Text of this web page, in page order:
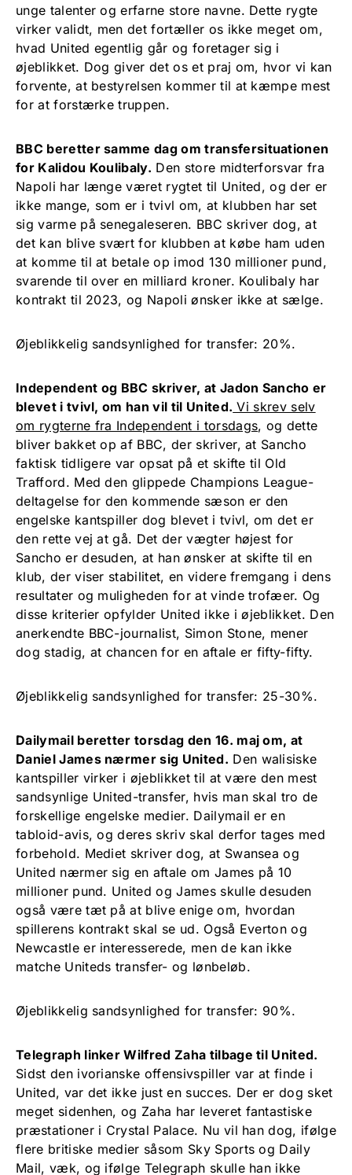
unge talenter og erfarne store navne. Dette rygte
virker validt, men det fortæller os ikke meget om,
hvad United egentlig går og foretager sig i
øjeblikket. Dog giver det os et praj om, hvor vi kan
forvente, at bestyrelsen kommer til at kæmpe mest
for at forstærke truppen.
BBC beretter samme dag om transfersituationen
for Kalidou Koulibaly. Den store midterforsvar fra
Napoli har længe været rygtet til United, og der er
ikke mange, som er i tvivl om, at klubben har set
sig varme på senegaleseren. BBC skriver dog, at
det kan blive svært for klubben at købe ham uden
at komme til at betale op imod 130 millioner pund,
svarende til over en milliard kroner. Koulibaly har
kontrakt til 2023, og Napoli ønsker ikke at sælge.
Øjeblikkelig sandsynlighed for transfer: 20%.
Independent og BBC skriver, at Jadon Sancho er
blevet i tvivl, om han vil til United. Vi skrev selv
om rygterne fra Independent i torsdags, og dette
bliver bakket op af BBC, der skriver, at Sancho
faktisk tidligere var opsat på et skifte til Old
Trafford. Med den glippede Champions League-
deltagelse for den kommende sæson er den
engelske kantspiller dog blevet i tvivl, om det er
den rette vej at gå. Det der vægter højest for
Sancho er desuden, at han ønsker at skifte til en
klub, der viser stabilitet, en videre fremgang i dens
resultater og muligheden for at vinde trofæer. Og
disse kriterier opfylder United ikke i øjeblikket. Den
anerkendte BBC-journalist, Simon Stone, mener
dog stadig, at chancen for en aftale er fifty-fifty.
Øjeblikkelig sandsynlighed for transfer: 25-30%.
Dailymail beretter torsdag den 16. maj om, at
Daniel James nærmer sig United. Den walisiske
kantspiller virker i øjeblikket til at være den mest
sandsynlige United-transfer, hvis man skal tro de
forskellige engelske medier. Dailymail er en
tabloid-avis, og deres skriv skal derfor tages med
forbehold. Mediet skriver dog, at Swansea og
United nærmer sig en aftale om James på 10
millioner pund. United og James skulle desuden
også være tæt på at blive enige om, hvordan
spillerens kontrakt skal se ud. Også Everton og
Newcastle er interesserede, men de kan ikke
matche Uniteds transfer- og lønbeløb.
Øjeblikkelig sandsynlighed for transfer: 90%.
Telegraph linker Wilfred Zaha tilbage til United.
Sidst den ivorianske offensivspiller var at finde i
United, var det ikke just en succes. Der er dog sket
meget sidenhen, og Zaha har leveret fantastiske
præstationer i Crystal Palace. Nu vil han dog, ifølge
flere britiske medier såsom Sky Sports og Daily
Mail, væk, og ifølge Telegraph skulle han ikke